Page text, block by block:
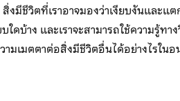
งมีชีวิตที่เราอาจมองว่าเงียบงันและ
บ้าง และเราจะสามารถใช้ความรู้ทา
ามเมตตาต่อสิ่งมีชีวิตอื่นได้อย่างไรใน